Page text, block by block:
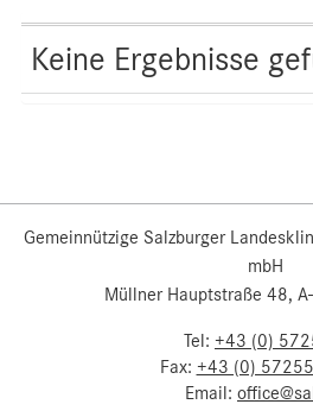
Keine Ergebnisse
Gemeinnützige Salzburger
mbH
Müllner Hauptstraße 48,
Tel: +43 (0)
Fax: +43 (0)
Email: